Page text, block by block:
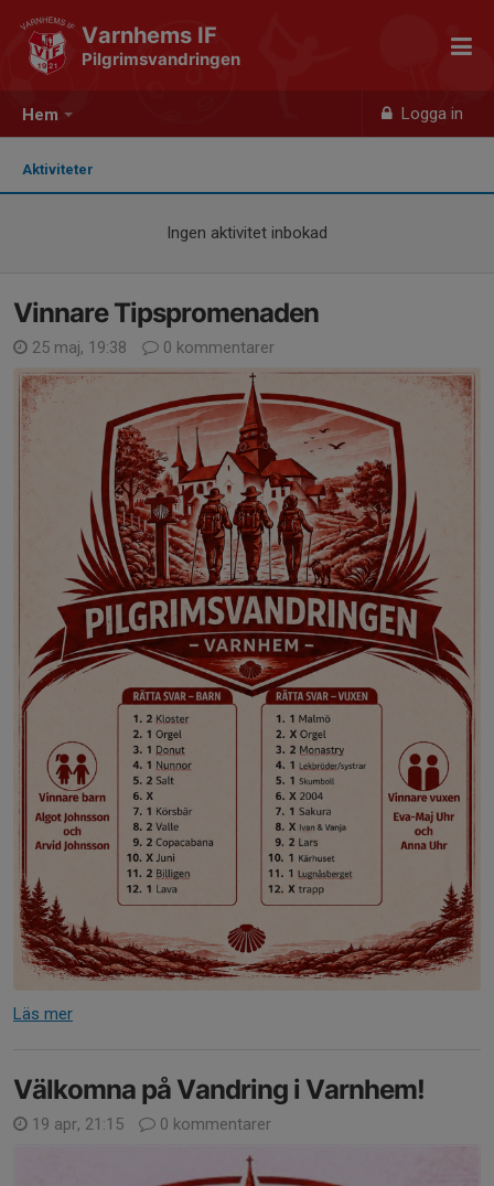
Hem Logga in
Varnhems IF
Pilgrimsvandringen
Aktiviteter
Ingen aktivitet inbokad
Vinnare Tipspromenaden
25 maj, 19:38 0 kommentarer
Läs mer
Välkomna på Vandring i Varnhem!
19 apr, 21:15 0 kommentarer